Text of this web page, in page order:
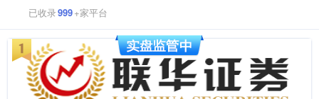
已收录999+家平台